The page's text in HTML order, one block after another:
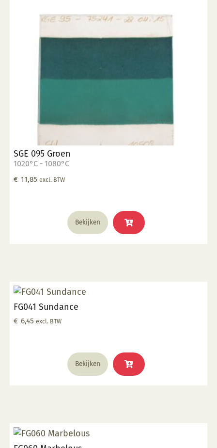
SGE 095 Groen
1020°C - 1080°C
€ 11,85 excl. BTW
Bekijken
FG041 Sundance
€ 6,45 excl. BTW
Bekijken